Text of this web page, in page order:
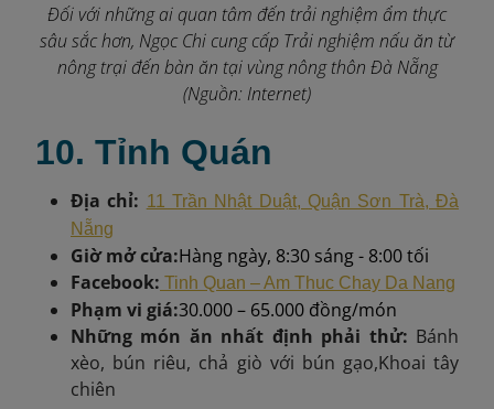
Đối với những ai quan tâm đến trải nghiệm ẩm thực
sâu sắc hơn, Ngọc Chi cung cấp Trải nghiệm nấu ăn từ
nông trại đến bàn ăn tại vùng nông thôn Đà Nẵng
(Nguồn: Internet)
10. Tỉnh Quán
Địa chỉ: 11 Trần Nhật Duật, Quận Sơn Trà, Đà
Nẵng
Giờ mở cửa:Hàng ngày, 8:30 sáng - 8:00 tối
Facebook: Tinh Quan – Am Thuc Chay Da Nang
Phạm vi giá:30.000 – 65.000 đồng/món
Những món ăn nhất định phải thử: Bánh
xèo, bún riêu, chả giò với bún gạo,Khoai tây
chiên